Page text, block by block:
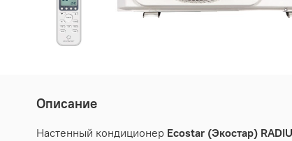
Описание
Настенный кондиционер Ecostar (Экостар)